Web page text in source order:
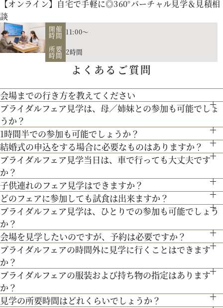
お二人の希望に合わせた挙式のスタイル（挙式のみ、披露
宴、パーティー等）や予算に応じたプランニングをさせていた
だきます。
人気のテーマやトレンドを取り入れたアイディアをご紹介。
【北海道フレンチ】北海道の契約生産者さん直送の食材を使
用。アーティストのライブやイベントでもケータリング実績を
持つ貴田岡シェフの試食をお楽しみください！
最新のトレンドコーディネート体験が可能。
個性やテーマに合わせて素敵な空間を作り上げます！ウェディ
ングのテーマやお二人のこだわりを反映させたオリジナルの会
場コーディネートをお楽しみください。
200年の歴史ある厳かな雰囲気に包まれる大聖堂で、結婚式の
真髄を感じていただける見学ツアー。広大な空間と圧倒的な美
しさを誇る大聖堂で、神聖な儀式が執り行われる特別な場所
を、ぜひ実際にご体感ください♪
３Dプロジェクションマッピングを始め、先輩カップル絶賛の
最先端のウェディング演出の数々をご紹介。ゲストと楽しむ演
出、お姫様のように注目される演出、あなたの理想にあったも
のをご提案します。
【オンライン】自宅で手軽に◎360°バーチャル見学＆見積相
談
開催
時間 11:00～
所要
時間 2時間
よくあるご質問
会場までの行き方を教えてください
●お車でお越しの方へ JR札幌駅から約15分 地下鉄西28丁
目から約3分
●交通機関をご利用の方へ 地下鉄東西線「西28丁目」駅下
車 2番出口より徒歩約15分となっております。
ブライダルフェア見学は、母／姉妹との参加も可能でしょ
うか？
もちろん可能です。親御様やご家族との参加も歓迎しておりま
す。
1時間半での参加も可能でしょうか？
通常、会場見学と試食で3時間程となります。時間内で必要な
ご案内にてご対応させて頂きます。
結婚式の申込をする場合に必要なものはありますか？
お内金と印鑑をお持ちいただいております。都度、プランナー
よりご案内させて頂きますのでご安心ください。
ブライダルフェア見学当日は、車で行っても大丈夫です
か？
お車でお越しいただいても大丈夫です。その際は、会場併設の
無料駐車場をご利用下さい。
子供連れのフェア見学はできますか？
もちろん可能です。授乳室等もご用意しておりますのでご安心
ください。
また、お子様連れでのご来館が不安な場合は、オンライン相談
フェアもご検討下さい。
どのフェアに参加しても試食は出来ますか？
「試食」マークのついているフェアにて、シェフ厳選料理の無
料試食を行っております。
ブライダルフェア見学は、ひとりでの参加も可能でしょう
か？
もちろん可能です。おひとり様でのご見学も歓迎しておりま
す。
会場を見学したいのですが、予約は必要ですか？
予約制ではございませんが、予約の方優先でご案内をしており
ます。
事前にご予約頂けますとご希望の日時に見学確実かと存じます
ので、ブライダルフェアページより予約、またはお電話にてお
ブライダルフェアの時間外に見学に行くことはできます
か？
ブライダルフェア開催時間帯での参加が難しい場合は、お電話
にてお気軽にご相談下さい。
ブライダルフェアの服装および持ち物の指定はあります
か？
特に指定はございません。服装は普段着でお気軽にお越しく
見学の所要時間はどれくらいでしょうか？